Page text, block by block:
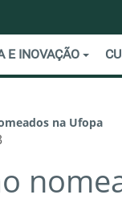
E INOVAÇÃO
na Ufopa